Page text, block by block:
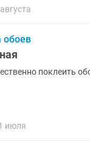
обоев
июля